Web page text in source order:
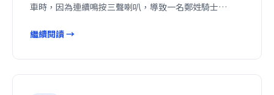
車時，因為連續鳴按三聲喇叭，導致一名鄭姓騎士…
繼續閱讀 →